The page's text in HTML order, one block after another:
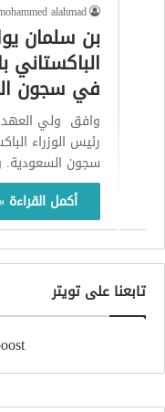
alahmad
بن سلمان
الباكستاني
في سجون
وافق ولي
سجون
أكمل القراءة
تابعنا على تويتر